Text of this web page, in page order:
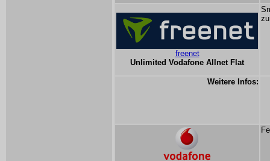
freenet
Unlimited Vodafone Allnet Flat
Weitere Infos: